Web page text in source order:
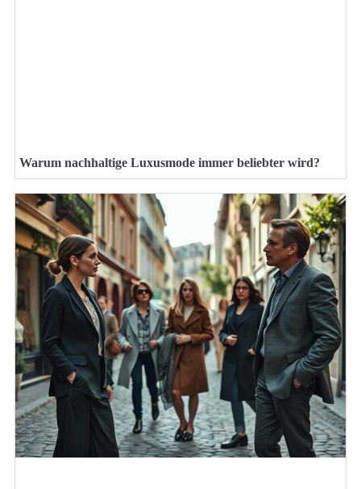
Warum nachhaltige Luxusmode immer beliebter wird?